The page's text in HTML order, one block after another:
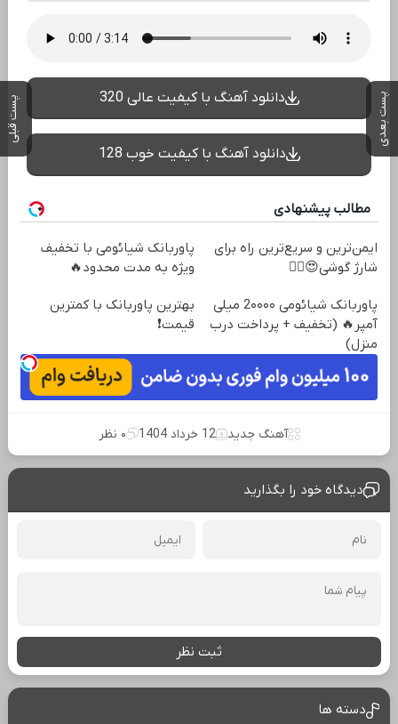
پست بعدی پست قبلی دانلود آهنگ با کیفیت عالی 320
دانلود آهنگ با کیفیت خوب 128
مطالب پیشنهادی
ایمن‌ترین و سریع‌ترین راه برای
شارژ گوشی😍👌🏻
پاوربانک شیائومی با تخفیف
ویژه به مدت محدود🔥
پاوربانک شیائومی 2۰۰۰۰ میلی
آمپر🔥 (تخفیف + پرداخت درب
منزل)
بهترین پاوربانک با کمترین
قیمت❗
آهنگ جدید 12 خرداد 1404 ۰ نظر
دیدگاه خود را بگذارید
ثبت نظر
دسته ها